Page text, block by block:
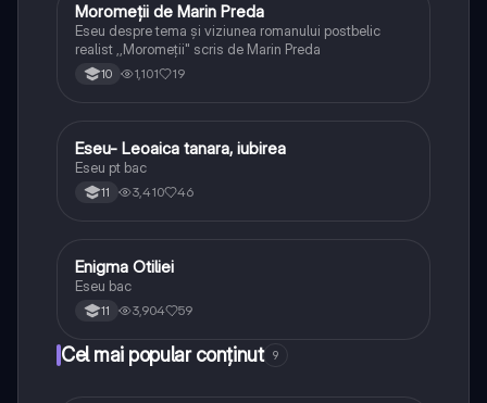
Limba și literatura română
Moromeții de Marin Preda
Eseu despre tema și viziunea romanului postbelic
realist ,,Moromeții" scris de Marin Preda
10 1,101 19
Limba și literatura română
Eseu- Leoaica tanara, iubirea
Eseu pt bac
11 3,410 46
Limba și literatura română
Enigma Otiliei
Eseu bac
11 3,904 59
Cel mai popular conținut 9